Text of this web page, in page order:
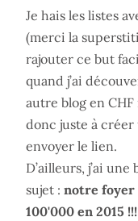
Je hais les listes
(merci la
rajouter ce but
quand j’ai
autre blog en CHF
donc juste à créer
envoyer le lien.
D’ailleurs, j’ai
sujet : notre foyer
100'000 en 2015 !!!